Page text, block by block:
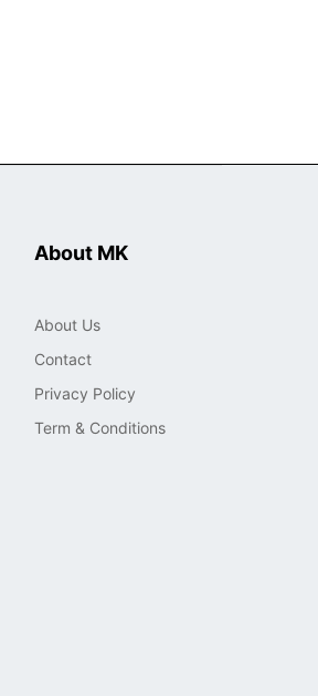
About MK
About Us
Contact
Privacy Policy
Term & Conditions